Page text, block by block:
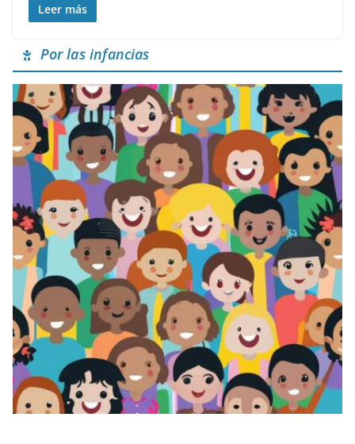
Leer más
Por las infancias